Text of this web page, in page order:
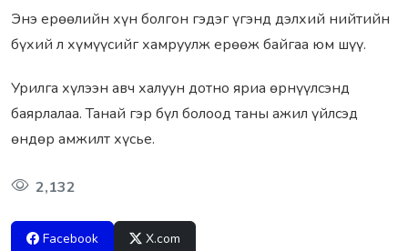
Энэ ерөөлийн хүн болгон гэдэг үгэнд дэлхий нийтийн
бүхий л хүмүүсийг хамруулж ерөөж байгаа юм шүү.
Урилга хүлээн авч халуун дотно яриа өрнүүлсэнд
баярлалаа. Танай гэр бүл болоод таны ажил үйлсэд
өндөр амжилт хүсье.
2,132
Facebook X.com